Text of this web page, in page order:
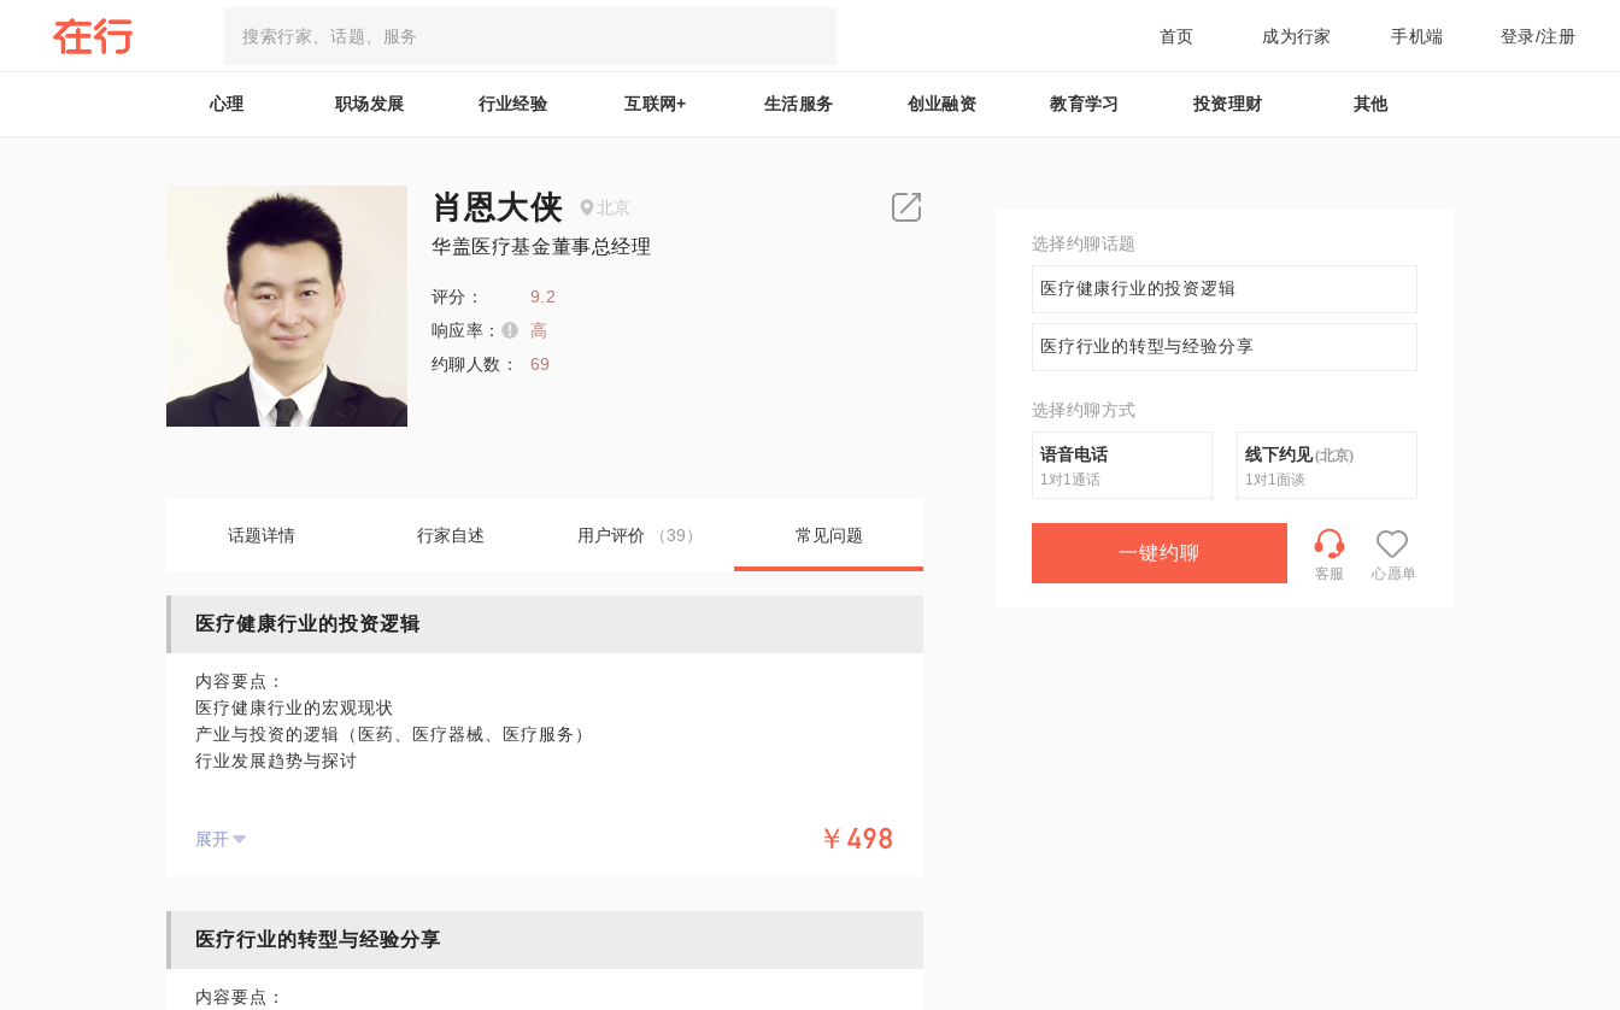
首页 成为行家 手机端 登录/注册
心理 职场发展 行业经验 互联网+ 生活服务 创业融资 教育学习 投资理财 其他
肖恩大侠 北京
华盖医疗基金董事总经理
评分：
9.2
响应率：
高
约聊人数：
69
话题详情 行家自述 用户评价 （39） 常见问题
医疗健康行业的投资逻辑
内容要点：
医疗健康行业的宏观现状
产业与投资的逻辑（医药、医疗器械、医疗服务）
行业发展趋势与探讨
2016年医药健康行业并购超过400起，金额超过1800亿元。中国上市公司出海并购也频
在频频发布公告的上市公司背后，其实都在讲述着各自增长的逻辑与变革路径。当下，
司已更多地寻求外延式并购和资源整合，借助资本之力寻求发展与转型。
展开 ￥498
医疗行业的转型与经验分享
内容要点：
选择约聊话题
医疗健康行业的投资逻辑
医疗行业的转型与经验分享
选择约聊方式
语音电话
1对1通话
线下约见(北京)
1对1面谈
一键约聊
客服 心愿单